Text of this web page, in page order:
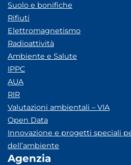
Suolo e bonifiche
Rifiuti
Elettromagnetismo
Radioattività
Ambiente e Salute
IPPC
AUA
RIR
Valutazioni ambientali – VIA
Open Data
Innovazione e progetti speciali
dell’ambiente
Agenzia